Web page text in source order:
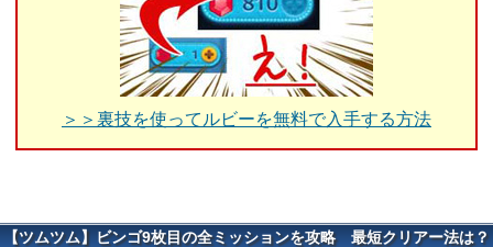
＞＞裏技を使ってルビーを無料で入手する方法
【ツムツム】ビンゴ9枚目の全ミッションを攻略 最短クリアー法は？